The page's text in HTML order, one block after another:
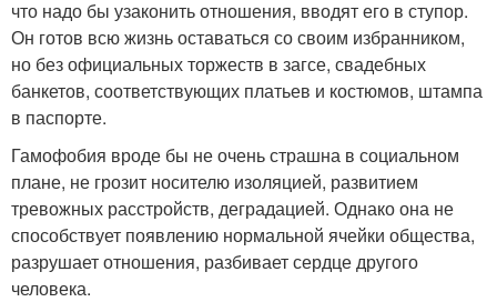
что надо бы узаконить отношения, вводят его в ступор.
Он готов всю жизнь оставаться со своим избранником,
но без официальных торжеств в загсе, свадебных
банкетов, соответствующих платьев и костюмов, штампа
в паспорте.
Гамофобия вроде бы не очень страшна в социальном
плане, не грозит носителю изоляцией, развитием
тревожных расстройств, деградацией. Однако она не
способствует появлению нормальной ячейки общества,
разрушает отношения, разбивает сердце другого
человека.